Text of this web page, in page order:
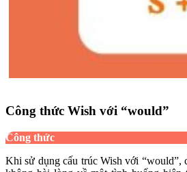
Công thức Wish với “would”
Công thức
Khi sử dụng cấu trúc Wish với “would”,